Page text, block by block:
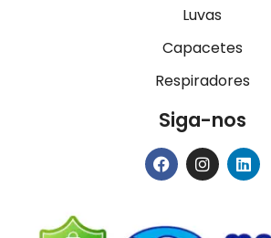
Luvas
Capacetes
Respiradores
Siga-nos